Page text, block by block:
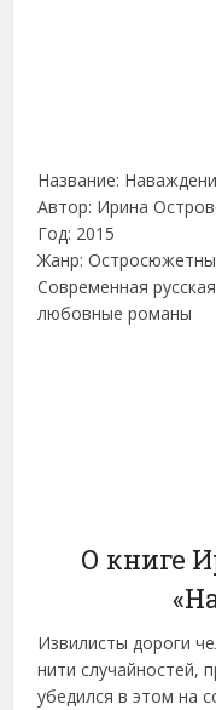
Название:
Автор: Ирина
Год: 2015
Жанр:
Современная
любовные романы
О книге
Извилисты дороги
нити случайностей,
убедился в этом на